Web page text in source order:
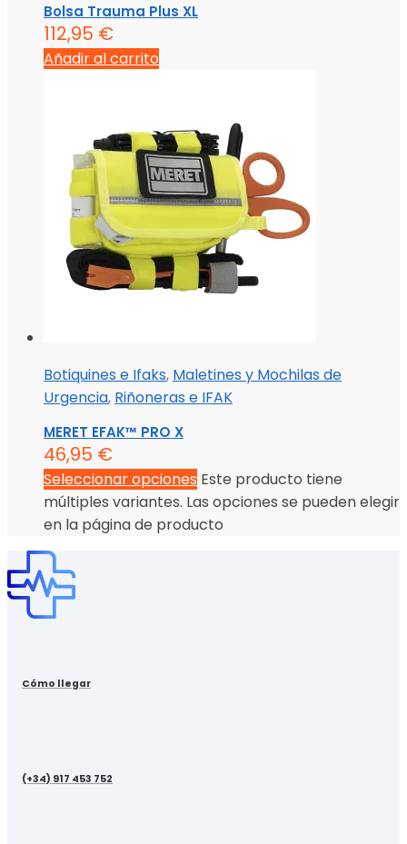
Bolsa Trauma Plus XL
112,95 €
Añadir al carrito
Botiquines e Ifaks, Maletines y Mochilas de
Urgencia, Riñoneras e IFAK
MERET EFAK™ PRO X
46,95 €
Seleccionar opciones Este producto tiene
múltiples variantes. Las opciones se pueden elegir
en la página de producto
Cómo llegar
(+34) 917 453 752